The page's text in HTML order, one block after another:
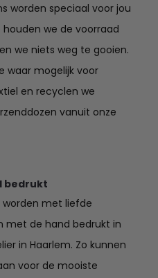
worden speciaal voor jou
houden we de voorraad
we niets weg te gooien.
waar mogelijk voor
en recyclen we
vanuit onze
bedrukt
worden met liefde
met de hand bedrukt in
in Haarlem. Zo kunnen
voor de mooiste